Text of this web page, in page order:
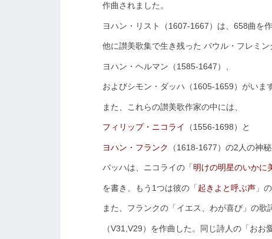
作曲されました。
ヨハン・リスト（1607-1667）は、658曲を作
他に讃美歌集で生き残った パウル・フレミン
ヨハン・ヘルマン（1585-1647）、
およびシモン・ダッハ（1605-1659）がいます
また、これらの讃美歌作家の中には、
フィリップ・ニコライ （1556-1698）と
ヨハン・フランク （1618-1677）の2人の神秘
バッハは、ニコライの「明けの明星のいかに
を書き、もう1つは彼の「起きよと呼ぶ声 」
また、フランクの「イエス、わが喜び」の
（V31,V29）を作曲した。同じ詩人の「おお